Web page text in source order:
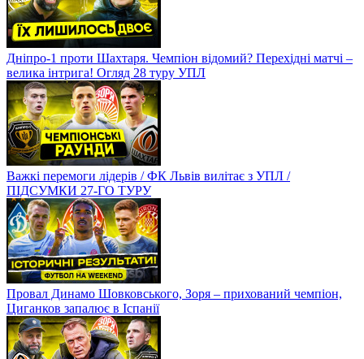
Дніпро-1 проти Шахтаря. Чемпіон відомий? Перехідні матчі –
велика інтрига! Огляд 28 туру УПЛ
Важкі перемоги лідерів / ФК Львів вилітає з УПЛ /
ПІДСУМКИ 27-ГО ТУРУ
Провал Динамо Шовковського, Зоря – прихований чемпіон,
Циганков запалює в Іспанії